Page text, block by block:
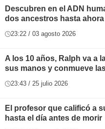
Descubren en el ADN
dos ancestros hasta
23:22 / 03 agosto 2026
A los 10 años, Ralph va a
sus manos y conmueve
23:43 / 25 julio 2026
El profesor que calificó a
hasta el día antes de morir